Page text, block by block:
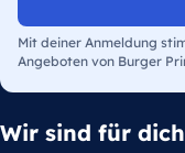
Mit deiner Anmeldung
Angeboten von Burger
Wir sind für